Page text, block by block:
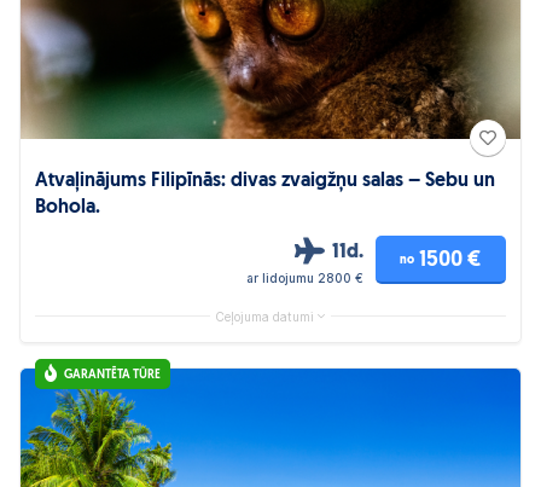
Atvaļinājums Filipīnās: divas zvaigžņu salas – Sebu un
Bohola.
11d.
ar lidojumu 2800 €
no 1500 €
Ceļojuma datumi
GARANTĒTA TŪRE